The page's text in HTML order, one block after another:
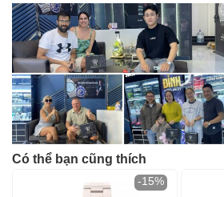
Có thể bạn cũng thích
-15%